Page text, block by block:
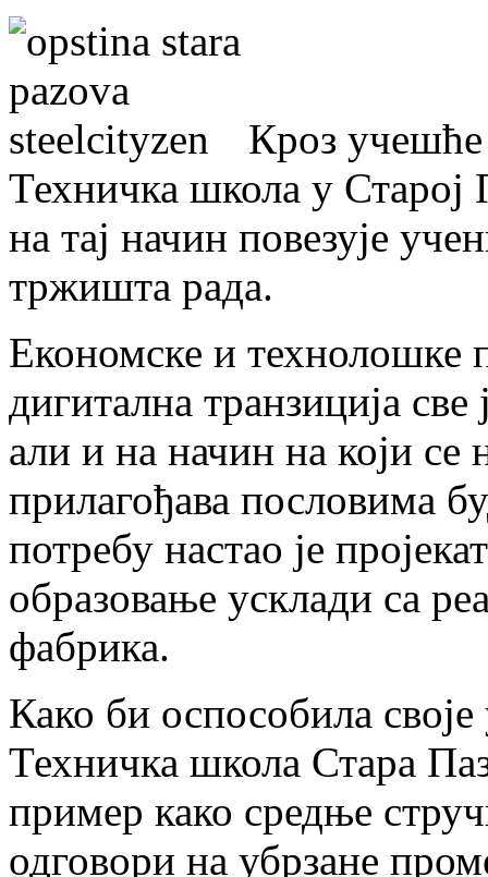
Кроз учешће
Техничка школа у Старој
на тај начин повезује
тржишта рада.
Економске и технолошке
дигитална транзиција
али и на начин на који се
прилагођава пословима
потребу настао је
образовање усклади са
фабрика.
Како би оспособила
Техничка школа Стара
пример како средње
одговори на убрзане